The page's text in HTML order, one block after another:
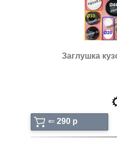
Заглушка
⇐ 290 p